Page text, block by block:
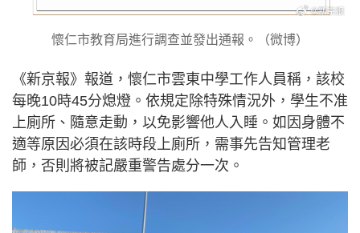
懷仁市教育局進行調查並發出通報。（微博）
《新京報》報道，懷仁市雲東中學工作人員稱，該校
每晚10時45分熄燈。依規定除特殊情況外，學生不准
上廁所、隨意走動，以免影響他人入睡。如因身體不
適等原因必須在該時段上廁所，需事先告知管理老
師，否則將被記嚴重警告處分一次。